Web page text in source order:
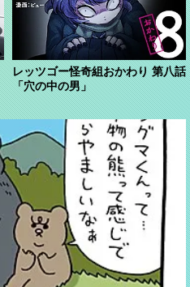
レッツゴー怪奇組おかわり 第八話
「穴の中の男」